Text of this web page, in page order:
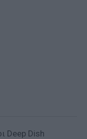
Deep Dish